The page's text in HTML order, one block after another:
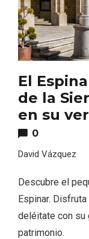
El
de la
en su
0
David Vázquez
Descubre el
Espinar.
deléitate con su
patrimonio.
Recorre